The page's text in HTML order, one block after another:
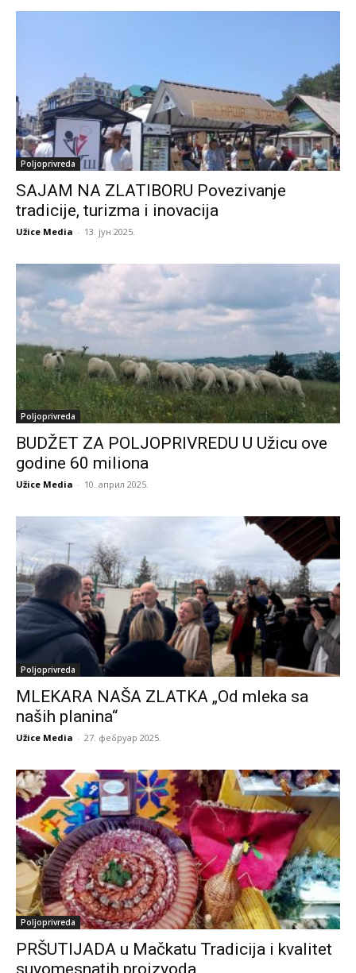
Poljoprivreda
SAJAM NA ZLATIBORU Povezivanje
tradicije, turizma i inovacija
Užice Media - 13. јун 2025.
Poljoprivreda
BUDŽET ZA POLJOPRIVREDU U Užicu ove
godine 60 miliona
Užice Media - 10. април 2025.
Poljoprivreda
MLEKARA NAŠA ZLATKA „Od mleka sa
naših planina“
Užice Media - 27. фебруар 2025.
Poljoprivreda
PRŠUTIJADA u Mačkatu Tradicija i kvalitet